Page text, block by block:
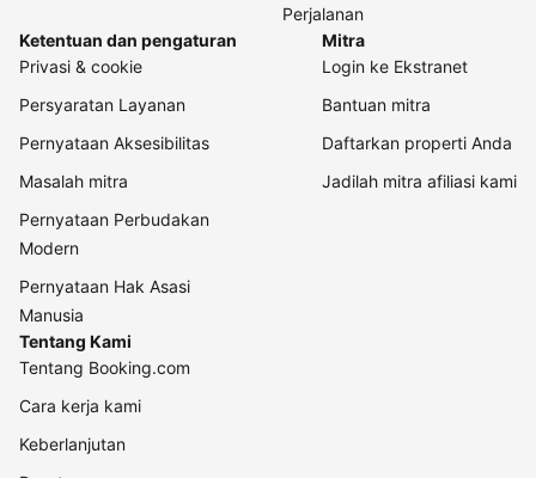
Perjalanan
Ketentuan dan pengaturan
Privasi & cookie
Persyaratan Layanan
Pernyataan Aksesibilitas
Masalah mitra
Pernyataan Perbudakan
Modern
Pernyataan Hak Asasi
Manusia
Mitra
Login ke Ekstranet
Bantuan mitra
Daftarkan properti Anda
Jadilah mitra afiliasi kami
Tentang Kami
Tentang Booking.com
Cara kerja kami
Keberlanjutan